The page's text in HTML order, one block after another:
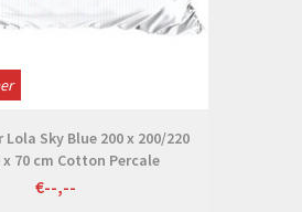
Sky Blue 200 x 200/220
x 70 cm Cotton Percale
€--,--